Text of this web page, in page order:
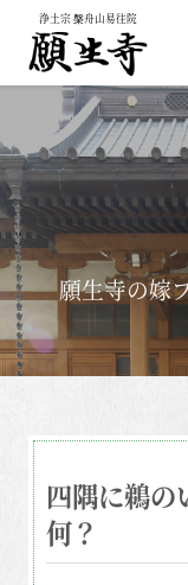
浄土宗 槃舟山易往院
願生寺の
四隅に鵜の
何？